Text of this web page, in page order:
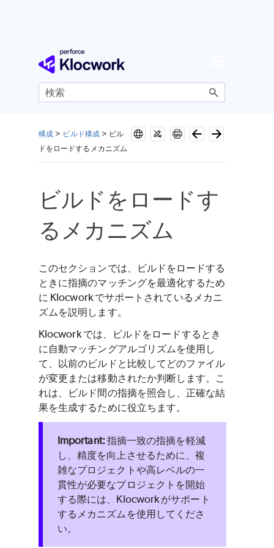
メイン コンテンツにスキップ
構成 > ビルド構成> ビル
ドをロードするメカニズム
ビルドをロードす
るメカニズム
このセクションでは、ビルドをロードする
ときに指摘のマッチングを最適化するため
に Klocwork でサポートされているメカニ
ズムを説明します。
Klocwork では、ビルドをロードするとき
に自動マッチングアルゴリズムを使用し
て、以前のビルドと比較してどのファイル
が変更または移動されたか判断します。こ
れは、ビルド間の指摘を照合し、正確な結
果を生成するために役立ちます。
指摘一致の指摘を軽減
し、精度を向上させるために、複
雑なプロジェクトや高レベルの一
貫性が必要なプロジェクトを開始
する際には、Klocwork がサポート
するメカニズムを使用してくださ
い。